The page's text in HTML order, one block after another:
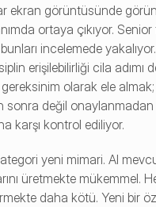
ekran görüntüsünde
ortaya çıkıyor. Senior
incelemede
erişilebilirliği cila adımı
olarak ele almak;
sonra değil onaylanmadan
karşı kontrol ediliyor.
yeni mimari. AI
üretmekte mükemmel.
daha kötü. Yeni bir